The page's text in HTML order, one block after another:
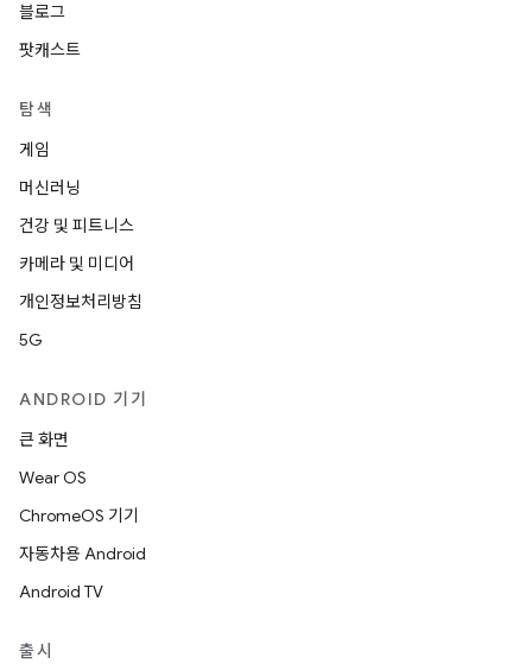
블로그
팟캐스트
탐색
게임
머신러닝
건강 및 피트니스
카메라 및 미디어
개인정보처리방침
5G
ANDROID 기기
큰 화면
Wear OS
ChromeOS 기기
자동차용 Android
Android TV
출시